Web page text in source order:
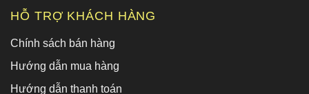
HỖ TRỢ KHÁCH HÀNG
Chính sách bán hàng
Hướng dẫn mua hàng
Hướng dẫn thanh toán